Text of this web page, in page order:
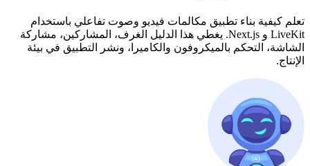
تعلم كيفية بناء تطبيق مكالمات فيديو وصوت تفاعلي باستخدام
LiveKit و Next.js. يغطي هذا الدليل الغرف، المشاركين، مشاركة
الشاشة، التحكم بالميكروفون والكاميرا، ونشر التطبيق في بيئة
الإنتاج.